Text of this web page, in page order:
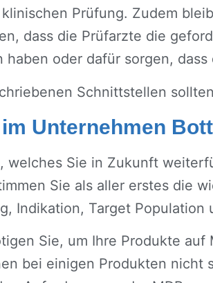
Prüfung. Zudem
dass die Prüfarzte die
haben oder dafür sorgen,
Schnittstellen
Unternehmen
welches Sie in Zukunft
Sie als aller erstes die
Indikation, Target Population
Sie, um Ihre Produkte
bei einigen Produkten